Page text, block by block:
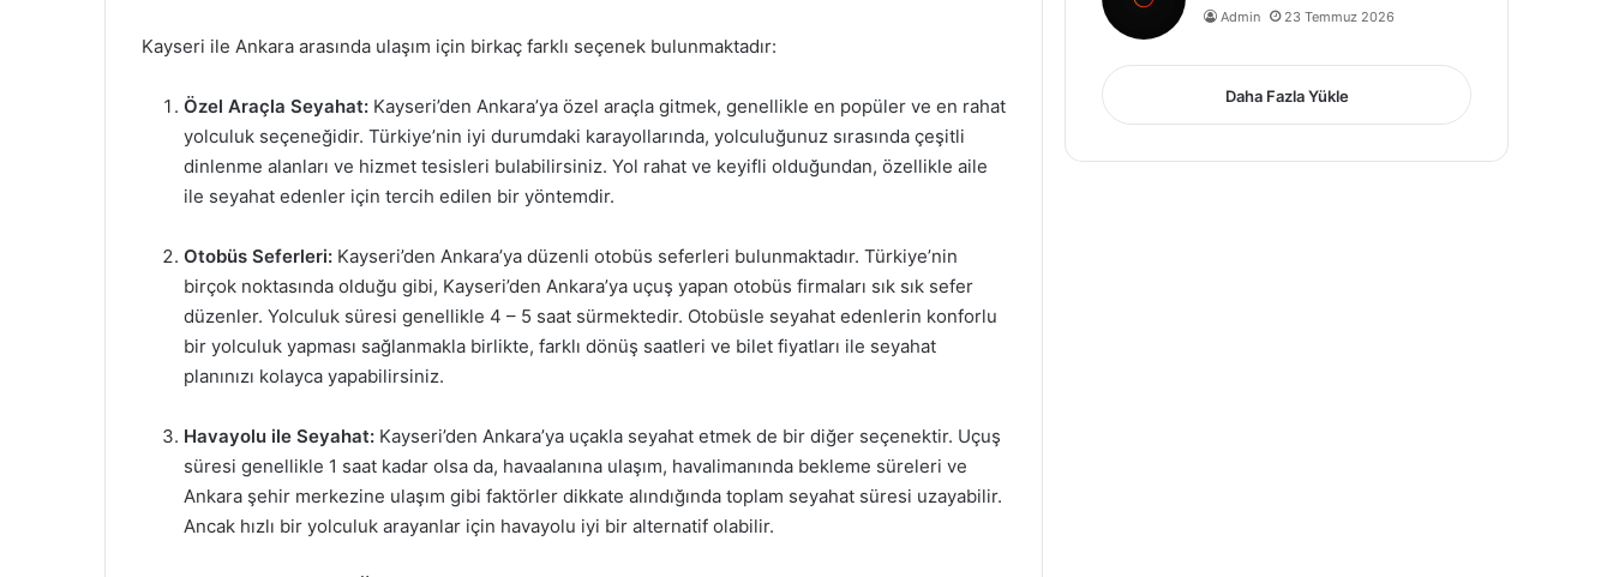
Kayseri ile Ankara arasında ulaşım için birkaç farklı seçenek bulunmaktadır:
Özel Araçla Seyahat: Kayseri’den Ankara’ya özel araçla gitmek, genellikle en popüler ve en rahat
yolculuk seçeneğidir. Türkiye’nin iyi durumdaki karayollarında, yolculuğunuz sırasında çeşitli
dinlenme alanları ve hizmet tesisleri bulabilirsiniz. Yol rahat ve keyifli olduğundan, özellikle aile
ile seyahat edenler için tercih edilen bir yöntemdir.
Otobüs Seferleri: Kayseri’den Ankara’ya düzenli otobüs seferleri bulunmaktadır. Türkiye’nin
birçok noktasında olduğu gibi, Kayseri’den Ankara’ya uçuş yapan otobüs firmaları sık sık sefer
düzenler. Yolculuk süresi genellikle 4 – 5 saat sürmektedir. Otobüsle seyahat edenlerin konforlu
bir yolculuk yapması sağlanmakla birlikte, farklı dönüş saatleri ve bilet fiyatları ile seyahat
planınızı kolayca yapabilirsiniz.
Havayolu ile Seyahat: Kayseri’den Ankara’ya uçakla seyahat etmek de bir diğer seçenektir. Uçuş
süresi genellikle 1 saat kadar olsa da, havaalanına ulaşım, havalimanında bekleme süreleri ve
Ankara şehir merkezine ulaşım gibi faktörler dikkate alındığında toplam seyahat süresi uzayabilir.
Ancak hızlı bir yolculuk arayanlar için havayolu iyi bir alternatif olabilir.
Admin 23 Temmuz 2026
Daha Fazla Yükle